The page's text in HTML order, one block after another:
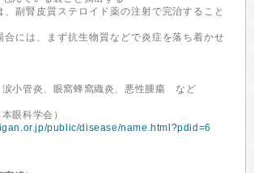
副腎皮質ステロイド薬の注射で完治すること
には、まず抗生物質などで炎症を落ち着かせ
涙小管炎、眼窩蜂窩織炎、悪性腫瘍 など
眼科学会）
public/disease/name.html?pdid=6